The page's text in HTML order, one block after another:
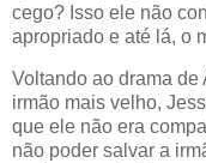
cego? Isso ele não
apropriado e até lá, o
Voltando ao drama de
irmão mais velho,
que ele não era
não poder salvar a